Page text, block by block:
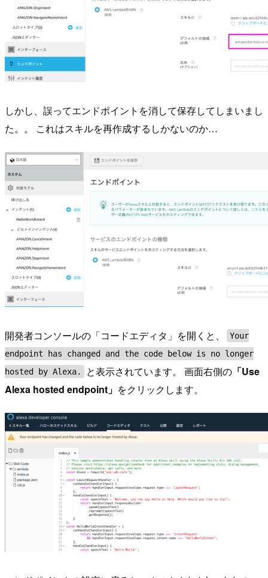
しかし、誤ってエンドポイントを消して保存してしまいまし
た。。 これはスキルを再作成するしかないのか…
開発者コンソールの「コードエディタ」を開くと、
Your
endpoint has changed and the code below is no longer
hosted by Alexa.
と表示されています。 画面右側の 「Use
Alexa hosted endpoint」 をクリックします。